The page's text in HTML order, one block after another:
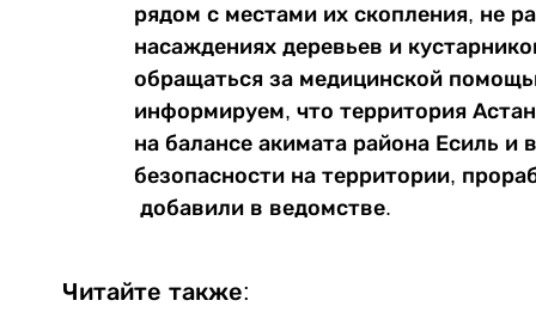
рядом с местами их скопления, не
насаждениях деревьев и
обращаться за медицинской
информируем, что территория
на балансе акимата района Есиль
безопасности на территории,
добавили в ведомстве.
Читайте также: